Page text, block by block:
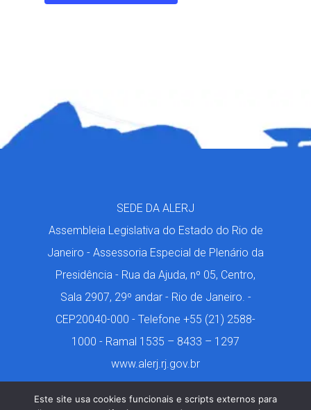
SEDE DA ALERJ
Assembleia Legislativa do Estado do Rio de
Janeiro - Assessoria Especial de Plenário da
Presidência - Rua da Ajuda, nº 05, Centro,
Sala 2907, 29º andar - Rio de Janeiro. -
CEP20040-000 - Telefone +55 (21) 2588-
1000 - Ramal 1535 – 8433 – 1297
www.alerj.rj.gov.br
Este site usa cookies funcionais e scripts externos para